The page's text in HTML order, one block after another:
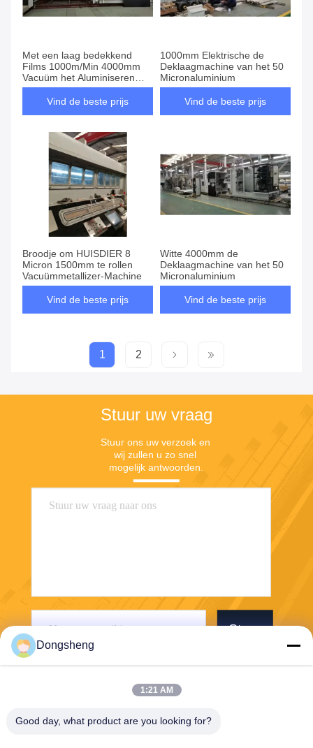
Met een laag bedekkend
Films 1000m/Min 4000mm
Vacuüm het Aluminiseren
Machine
Vind de beste prijs
1000mm Elektrische de
Deklaagmachine van het 50
Micronaluminium
Vind de beste prijs
Broodje om HUISDIER 8
Micron 1500mm te rollen
Vacuümmetallizer-Machine
Vind de beste prijs
Witte 4000mm de
Deklaagmachine van het 50
Micronaluminium
Vind de beste prijs
1 2
Stuur uw vraag
Stuur ons uw verzoek en
wij zullen u zo snel
mogelijk antwoorden.
Stuur
Dongsheng
1:21 AM
Good day, what product are you looking for?